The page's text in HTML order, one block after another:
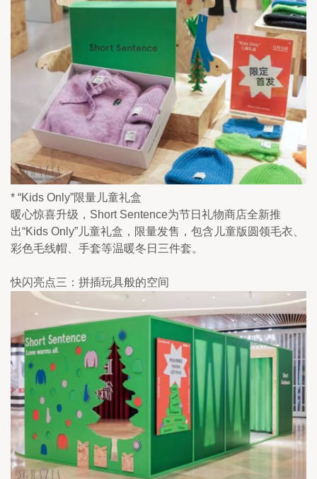
* “Kids Only”限量儿童礼盒
暖心惊喜升级，Short Sentence为节日礼物商店全新推
出“Kids Only”儿童礼盒，限量发售，包含儿童版圆领毛衣、
彩色毛线帽、手套等温暖冬日三件套。
快闪亮点三：拼插玩具般的空间